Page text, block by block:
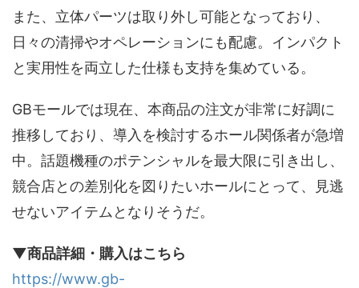
また、立体パーツは取り外し可能となっており、
日々の清掃やオペレーションにも配慮。インパクト
と実用性を両立した仕様も支持を集めている。
GBモールでは現在、本商品の注文が非常に好調に
推移しており、導入を検討するホール関係者が急増
中。話題機種のポテンシャルを最大限に引き出し、
競合店との差別化を図りたいホールにとって、見逃
せないアイテムとなりそうだ。
▼商品詳細・購入はこちら
https://www.gb-